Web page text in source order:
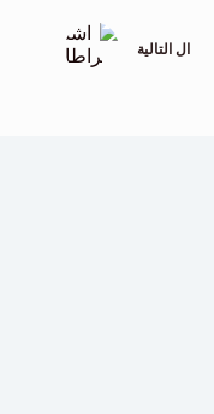
ال التالية